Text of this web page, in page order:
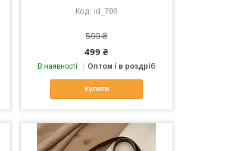
id_786
599 ₴
499 ₴
В наявності Оптом і в роздріб
Купити